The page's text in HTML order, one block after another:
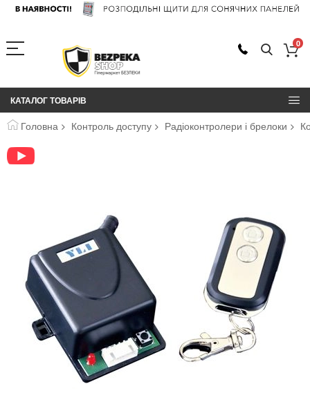
0
КАТАЛОГ ТОВАРІВ
Головна Контроль доступу Радіоконтролери і брелоки
Перейти
до